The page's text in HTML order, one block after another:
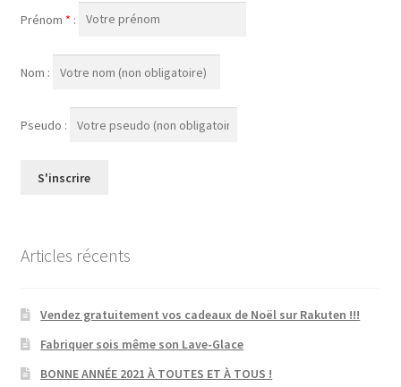
Prénom * :
Nom :
Pseudo :
Articles récents
Vendez gratuitement vos cadeaux de Noël sur Rakuten !!!
Fabriquer sois même son Lave-Glace
BONNE ANNÉE 2021 À TOUTES ET À TOUS !